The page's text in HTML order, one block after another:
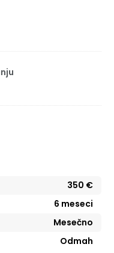
350 €
6 meseci
Mesečno
Odmah